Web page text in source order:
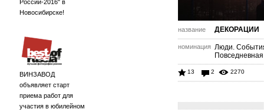
России-2016" в
Новосибирске!
ВИНЗАВОД
объявляет старт
приема работ для
участия в юбилейном
название ДЕКОРАЦИИ
номинация Люди.
13 2 2270